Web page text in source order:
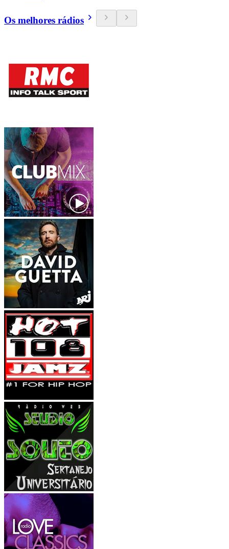
Os melhores rádios